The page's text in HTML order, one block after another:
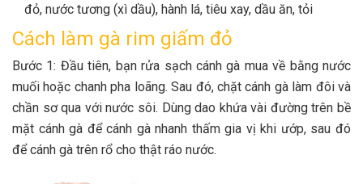
đỏ, nước tương (xì dầu), hành lá, tiêu xay, dầu ăn, tỏi
Cách làm gà rim giấm đỏ
Bước 1: Đầu tiên, bạn rửa sạch cánh gà mua về bằng nước
muối hoặc chanh pha loãng. Sau đó, chặt cánh gà làm đôi và
chần sơ qua với nước sôi. Dùng dao khứa vài đường trên bề
mặt cánh gà để cánh gà nhanh thấm gia vị khi ướp, sau đó
để cánh gà trên rổ cho thật ráo nước.